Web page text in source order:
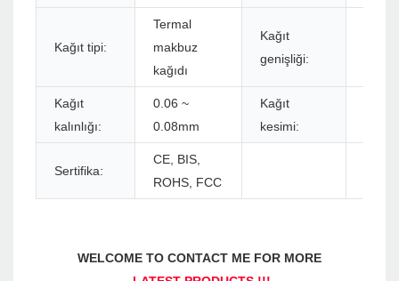
Kağıt tipi:
Termal
makbuz
kağıdı
Kağıt
genişliği:
Kağıt
kalınlığı:
0.06 ~
0.08mm
Kağıt
kesimi:
Sertifika:
CE, BIS,
ROHS, FCC